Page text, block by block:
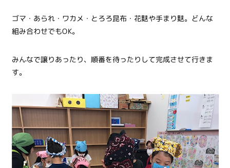
ゴマ・あられ・ワカメ・とろろ昆布・花麩や手まり麩。どんな
組み合わせでもOK。
みんなで譲りあったり、順番を待ったりして完成させて行きま
す。